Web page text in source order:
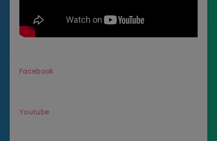
Facebook
Youtube